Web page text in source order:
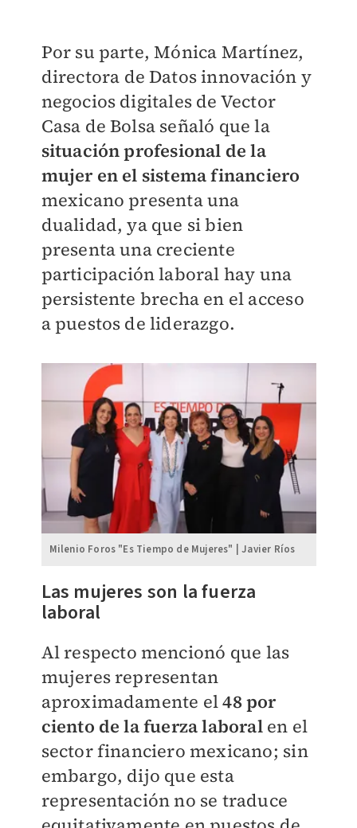
Por su parte, Mónica Martínez,
directora de Datos innovación y
negocios digitales de Vector
Casa de Bolsa señaló que la
situación profesional de la
mujer en el sistema financiero
mexicano presenta una
dualidad, ya que si bien
presenta una creciente
participación laboral hay una
persistente brecha en el acceso
a puestos de liderazgo.
Milenio Foros "Es Tiempo de Mujeres" | Javier Ríos
Las mujeres son la fuerza
laboral
Al respecto mencionó que las
mujeres representan
aproximadamente el48 por
ciento de la fuerza laboralen el
sector financiero mexicano; sin
embargo, dijo que esta
representación no se traduce